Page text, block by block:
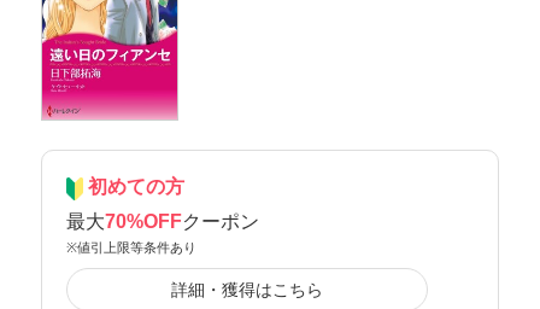
初めての方
最大70%OFFクーポン
※値引上限等条件あり
詳細・獲得はこちら